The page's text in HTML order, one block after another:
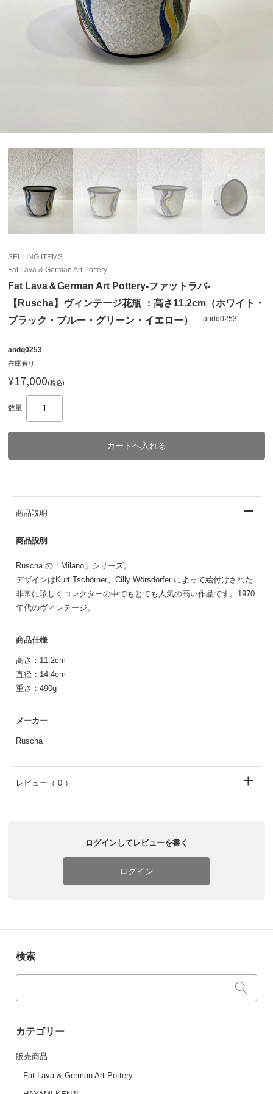
SELLING ITEMS
Fat Lava & German Art Pottery
Fat Lava＆German Art Pottery-ファットラバ-
【Ruscha】ヴィンテージ花瓶 ：高さ11.2cm（ホワイト・
ブラック・ブルー・グリーン・イエロー）
andq0253
andq0253
在庫有り
¥17,000(税込)
数量
商品説明
商品説明
Ruscha の「Milano」シリーズ。
デザインはKurt Tschörner、Cilly Wörsdörfer によって絵付けされた
非常に珍しくコレクターの中でもとても人気の高い作品です。1970
年代のヴィンテージ。
商品仕様
高さ：11.2cm
直径：14.4cm
重さ：490g
メーカー
Ruscha
レビュー （ 0 ）
ログインしてレビューを書く
ログイン
検索
カテゴリー
販売商品
Fat Lava & German Art Pottery